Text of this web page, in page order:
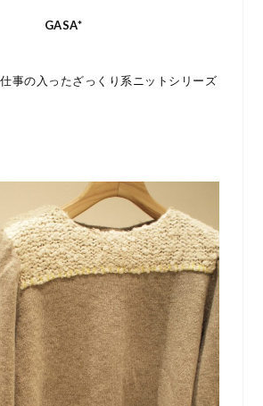
GASA*
事の入ったざっくり系ニットシリーズ